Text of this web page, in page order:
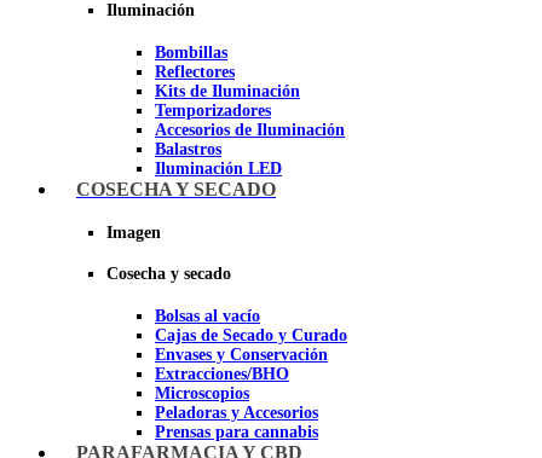
Iluminación
Bombillas
Reflectores
Kits de Iluminación
Temporizadores
Accesorios de Iluminación
Balastros
Iluminación LED
Iluminación LEC
COSECHA Y SECADO
Imagen
Cosecha y secado
Bolsas al vacío
Cajas de Secado y Curado
Envases y Conservación
Extracciones/BHO
Microscopios
Peladoras y Accesorios
Prensas para cannabis
Secadores de cogollos
PARAFARMACIA Y CBD